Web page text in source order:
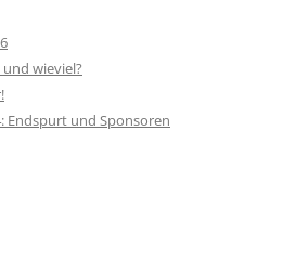
wieviel?
Endspurt und Sponsoren